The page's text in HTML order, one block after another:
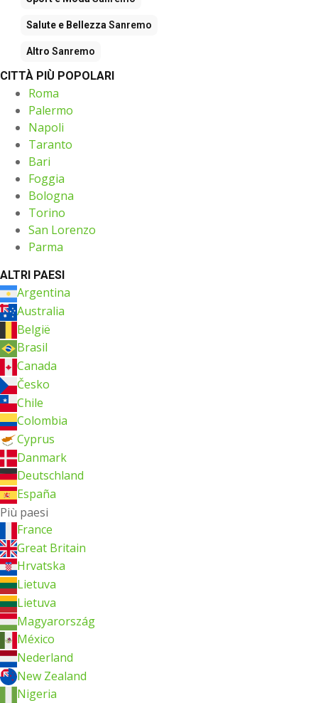
Salute e BellezzaSanremo
Altro Sanremo
CITTÀ PIÙ POPOLARI
Roma
Palermo
Napoli
Taranto
Bari
Foggia
Bologna
Torino
San Lorenzo
Parma
ALTRI PAESI
Argentina
Australia
België
Brasil
Canada
Česko
Chile
Colombia
Cyprus
Danmark
Deutschland
España
Più paesi
France
Great Britain
Hrvatska
Lietuva
Lietuva
Magyarország
México
Nederland
New Zealand
Nigeria